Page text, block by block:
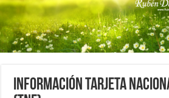
Información Tarjeta